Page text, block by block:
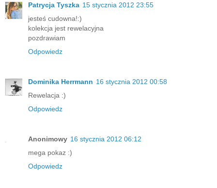
Patrycja Tyszka 15 stycznia 2012 23:55
jesteś cudowna!:)
kolekcja jest rewelacyjna
pozdrawiam
Odpowiedz
Dominika Herrmann 16 stycznia 2012 00:58
Rewelacja :)
Odpowiedz
Anonimowy 16 stycznia 2012 06:12
mega pokaz :)
Odpowiedz